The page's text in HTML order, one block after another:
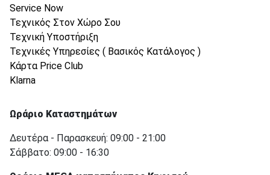
Service Now
Τεχνικός Στον Χώρο Σου
Τεχνική Υποστήριξη
Τεχνικές Υπηρεσίες ( Βασικός Κατάλογος )
Κάρτα Price Club
Klarna
Ωράριο Καταστημάτων
Δευτέρα - Παρασκευή: 09:00 - 21:00
Σάββατο: 09:00 - 16:30